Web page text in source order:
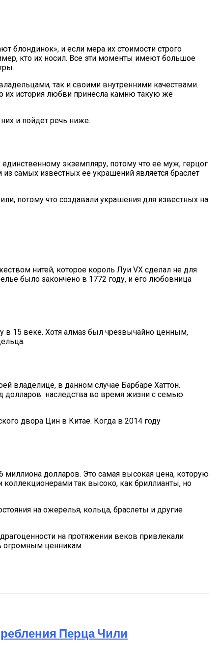
и если мера их стоимости строго
кто их носил. Все эти моменты имеют большое
так и своими внутренними качествами.
их история любви принесла камню такую ​​же
и пойдет речь ниже.
экземпляру, потому что ее муж, герцог
самых известных ее украшений является браслет
потому что создавали украшения для известных на
нитей, которое король Луи VX сделал не для
было закончено в 1772 году, и его любовница
в 15 веке. Хотя алмаз был чрезвычайно ценным,
владелице, в данном случае Барбаре Хаттон.
долларов наследства во время жизни с семью
двора Цин в Китае. Когда в 2014 году
долларов. Это самая высокая цена, которую
так высоко, как бриллианты, но
на ожерелья, кольца, браслеты и другие
на протяжении веков привлекали
огромным ценникам.
Перца Чили